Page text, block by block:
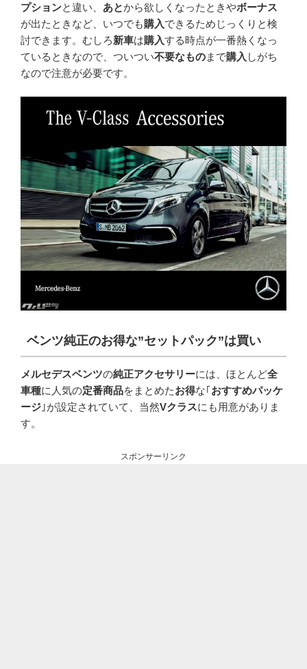
プションと違い、 あとから欲しくなったときやボーナス
が出たときなど、いつでも 購入できるためじっくりと検
討できます。むしろ新車は購入する時点が一番熱くなっ
ているときなので、ついつい不要なものまで購入 しがち
なので注意が必要です。
ベンツ純正のお得な”セットパック”は買い
メルセデスベンツの純正アクセサリーには、ほとんど全
車種に人気の定番商品をまとめたお得な｢おすすめパッケ
ージ ｣が設定されていて、当然Vクラスにも用意がありま
す。
スポンサーリンク